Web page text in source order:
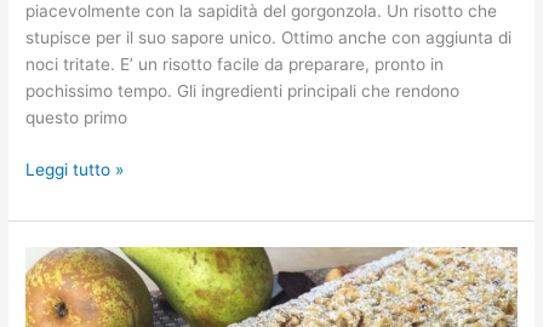
piacevolmente con la sapidità del gorgonzola. Un risotto che
stupisce per il suo sapore unico. Ottimo anche con aggiunta di
noci tritate. E’ un risotto facile da preparare, pronto in
pochissimo tempo. Gli ingredienti principali che rendono
questo primo
Leggi tutto »
Crostata
pere
e